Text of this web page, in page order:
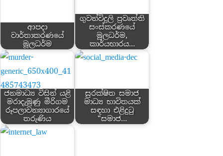
ආපදා
වාර්තාකරණයේ
මූලධර්ම
ගුවන්විදුලි ප්‍රවෘත්ති
සංස්කරණයේ
මූලධර්ම,
කාර්යභාරය…
ජනමාධ්‍ය විසින් යළි
මරාදැමුණු මීරිගම
රූපලාවන්‍යාගාරයේ
තරුණිය
සුරක්ෂිත සමාජ
මාධ්‍ය භාවිතයක්
සඳහා එළිදුටු
“සමාජ…